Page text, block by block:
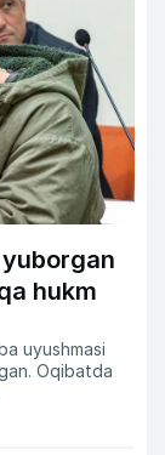
hukm
uyushmasi
Oqibatda